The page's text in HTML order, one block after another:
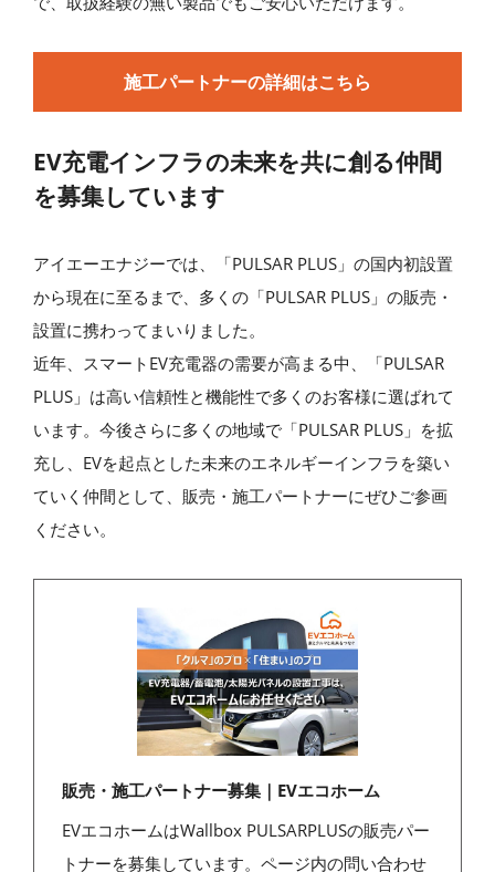
施工パートナーの詳細はこちら
EV充電インフラの未来を共に創る仲間
を募集しています
アイエーエナジーでは、「PULSAR PLUS」の国内初設置
から現在に至るまで、多くの「PULSAR PLUS」の販売・
設置に携わってまいりました。
近年、スマートEV充電器の需要が高まる中、「PULSAR
PLUS」は高い信頼性と機能性で多くのお客様に選ばれて
います。今後さらに多くの地域で「PULSAR PLUS」を拡
充し、EVを起点とした未来のエネルギーインフラを築い
ていく仲間として、販売・施工パートナーにぜひご参画
ください。
販売・施工パートナー募集｜EVエコホーム
EVエコホームはWallbox PULSARPLUSの販売パー
トナーを募集しています。ページ内の問い合わせ